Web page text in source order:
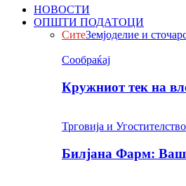
НОВОСТИ
ОПШТИ ПОДАТОЦИ
СитеЗемјоделие и
Сообраќај
Кружниот тек на
Трговија и Угостителство
Билјана Фарм: